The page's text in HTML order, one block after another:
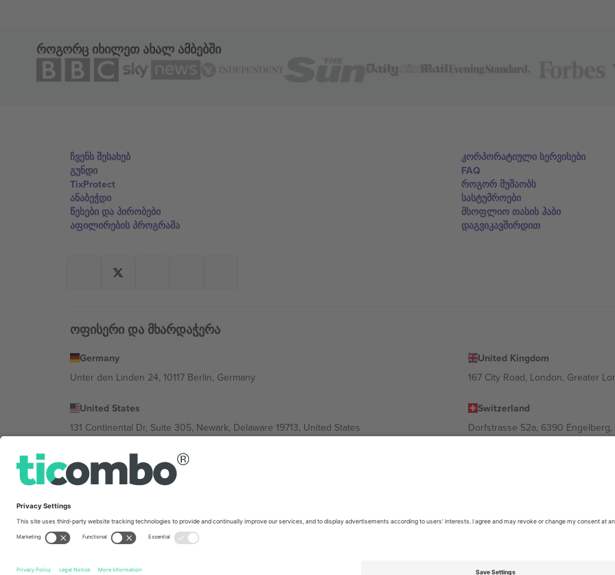
როგორც იხილეთ ახალ ამბებში
ჩვენს შესახებ
გუნდი
TixProtect
ანაბეჭდი
წესები და პირობები
აფილირების პროგრამა
კორპორატიული სერვისები
FAQ
როგორ მუშაობს
სასტუმროები
მსოფლიო თასის ჰაბი
დაგვიკავშირდით
ოფისერი და მხარდაჭერა
Germany
Unter den Linden 24, 10117 Berlin, Germany
United Kingdom
167 City Road, London, Greater
United States
131 Continental Dr, Suite 305, Newark, Delaware 19713, United States
Switzerland
Dorfstrasse 52a, 6390
Bulgaria
Regus Sofia City West, bul Totleben 53-55, 1606 Sofia, Bulgaria
Av Chapultepec 360, Roma Norte, Cuauhtémoc, 06700 Ciudad de México, CDMX, Mexico
კონკრეტული პირობები.,